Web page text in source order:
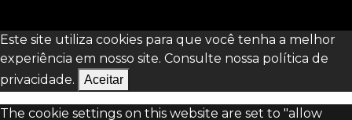
Este site utiliza cookies para que você tenha a melhor
experiência em nosso site. Consulte nossa política de
privacidade.
Aceitar
The cookie settings on this website are set to "allow